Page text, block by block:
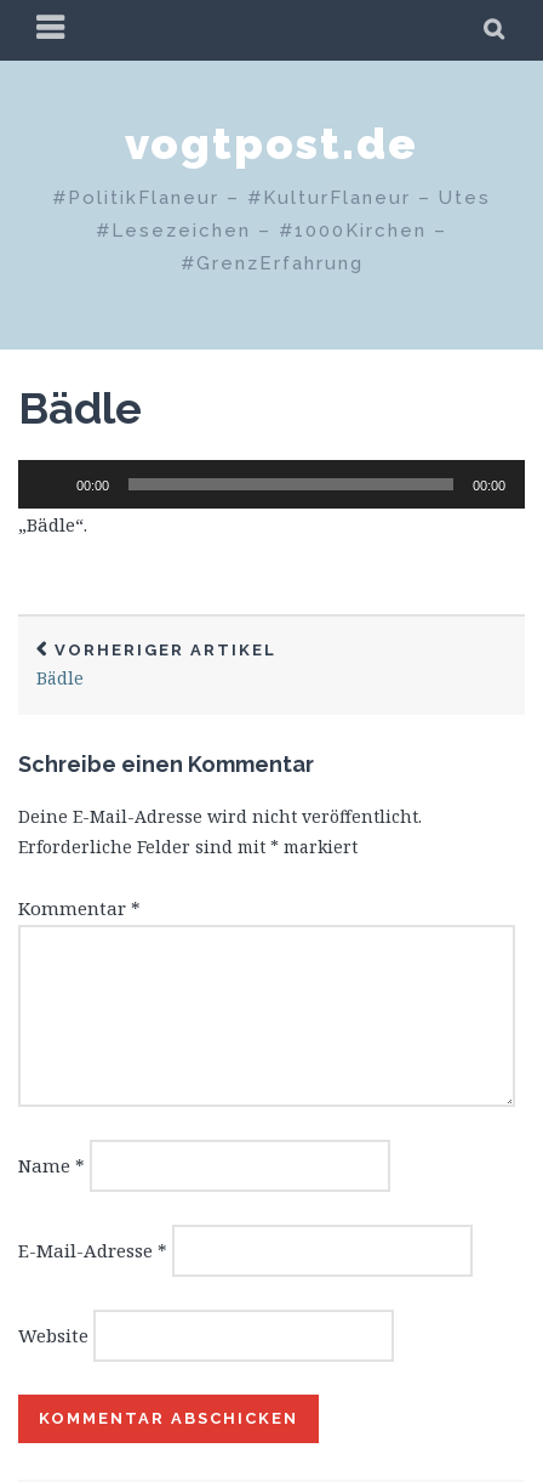
Zum
PRIMÄRES
MENÜ
vogtpost.de
#PolitikFlaneur – #KulturFlaneur – Utes
#Lesezeichen – #1000Kirchen –
#GrenzErfahrung
Bädle
Player
00:00 00:00
„Bädle“.
VORHERIGER ARTIKEL
Bädle
Schreibe einen Kommentar
Deine E-Mail-Adresse wird nicht veröffentlicht.
Erforderliche Felder sind mit * markiert
Kommentar *
Name *
E-Mail-Adresse *
Website